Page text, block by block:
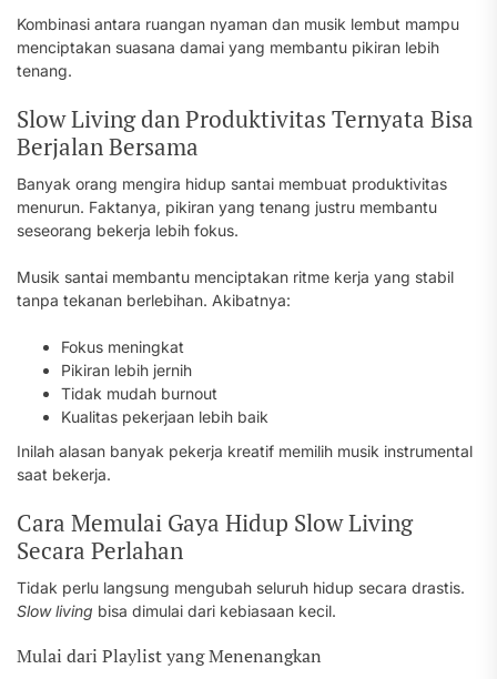
Kombinasi antara ruangan nyaman dan musik lembut mampu
menciptakan suasana damai yang membantu pikiran lebih
tenang.
Slow Living dan Produktivitas Ternyata Bisa
Berjalan Bersama
Banyak orang mengira hidup santai membuat produktivitas
menurun. Faktanya, pikiran yang tenang justru membantu
seseorang bekerja lebih fokus.
Musik santai membantu menciptakan ritme kerja yang stabil
tanpa tekanan berlebihan. Akibatnya:
Fokus meningkat
Pikiran lebih jernih
Tidak mudah burnout
Kualitas pekerjaan lebih baik
Inilah alasan banyak pekerja kreatif memilih musik instrumental
saat bekerja.
Cara Memulai Gaya Hidup Slow Living
Secara Perlahan
Tidak perlu langsung mengubah seluruh hidup secara drastis.
Slow living bisa dimulai dari kebiasaan kecil.
Mulai dari Playlist yang Menenangkan